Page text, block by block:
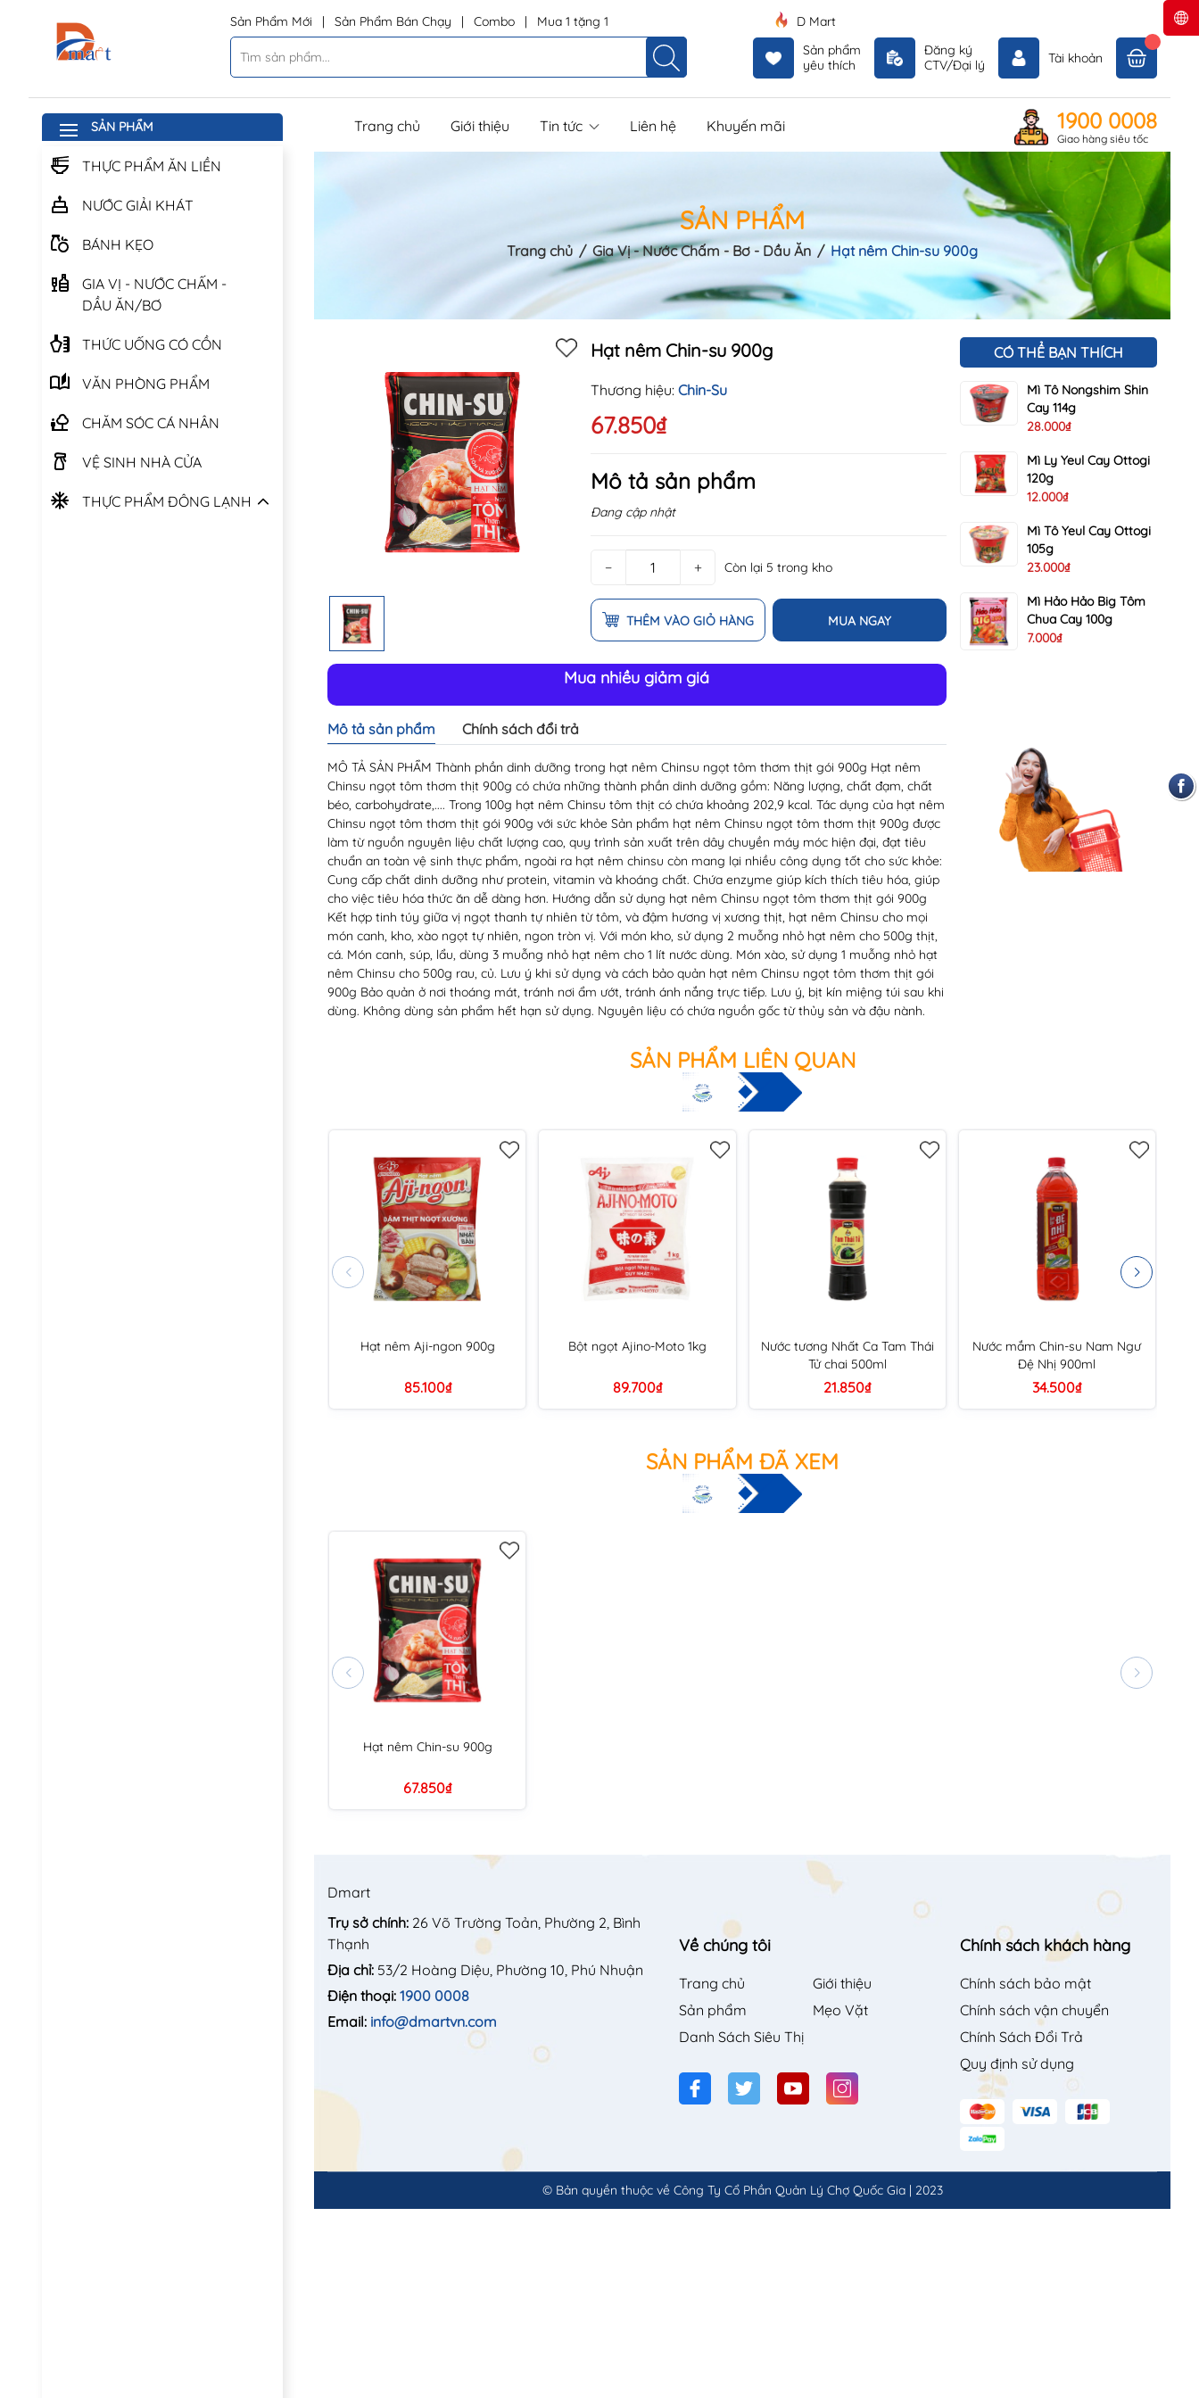
Sản Phẩm Mới | Sản Phẩm Bán Chạy | Combo | Mua 1 tặng 1
D Mart
Sản phẩm
yêu thích
Đăng ký
CTV/Đại lý
Tài khoản
SẢN PHẨM
THỰC PHẨM ĂN LIỀN
NƯỚC GIẢI KHÁT
BÁNH KẸO
GIA VỊ - NƯỚC CHẤM -
DẦU ĂN/BƠ
THỨC UỐNG CÓ CỒN
VĂN PHÒNG PHẨM
CHĂM SÓC CÁ NHÂN
VỆ SINH NHÀ CỬA
THỰC PHẨM ĐÔNG LẠNH
Trang chủ Giới thiệu Tin tức Liên hệ Khuyến mãi 1900 0008
Giao hàng siêu tốc
SẢN PHẨM
Trang chủ / Gia Vị - Nước Chấm - Bơ - Dầu Ăn / Hạt nêm Chin-su 900g
Hạt nêm Chin-su 900g
Thương hiệu: Chin-Su
67.850₫
Mô tả sản phẩm
Đang cập nhật
− + Còn lại 5 trong kho
THÊM VÀO GIỎ HÀNG MUA NGAY
Mua nhiều giảm giá
Mã khuyến mãi:
Mô tả sản phẩm Chính sách đổi trả
MÔ TẢ SẢN PHẨM Thành phần dinh dưỡng trong hạt nêm Chinsu ngọt tôm thơm thịt gói 900g Hạt nêm
Chinsu ngọt tôm thơm thịt 900g có chứa những thành phần dinh dưỡng gồm: Năng lượng, chất đạm, chất
béo, carbohydrate,.... Trong 100g hạt nêm Chinsu tôm thịt có chứa khoảng 202,9 kcal. Tác dụng của hạt nêm
Chinsu ngọt tôm thơm thịt gói 900g với sức khỏe Sản phẩm hạt nêm Chinsu ngọt tôm thơm thịt 900g được
làm từ nguồn nguyên liệu chất lượng cao, quy trình sản xuất trên dây chuyền máy móc hiện đại, đạt tiêu
chuẩn an toàn vệ sinh thực phẩm, ngoài ra hạt nêm chinsu còn mang lại nhiều công dụng tốt cho sức khỏe:
Cung cấp chất dinh dưỡng như protein, vitamin và khoáng chất. Chứa enzyme giúp kích thích tiêu hóa, giúp
cho việc tiêu hóa thức ăn dễ dàng hơn. Hướng dẫn sử dụng hạt nêm Chinsu ngọt tôm thơm thịt gói 900g
Kết hợp tinh túy giữa vị ngọt thanh tự nhiên từ tôm, và đậm hương vị xương thịt, hạt nêm Chinsu cho mọi
món canh, kho, xào ngọt tự nhiên, ngon tròn vị. Với món kho, sử dụng 2 muỗng nhỏ hạt nêm cho 500g thịt,
cá. Món canh, súp, lẩu, dùng 3 muỗng nhỏ hạt nêm cho 1 lít nước dùng. Món xào, sử dụng 1 muỗng nhỏ hạt
nêm Chinsu cho 500g rau, củ. Lưu ý khi sử dụng và cách bảo quản hạt nêm Chinsu ngọt tôm thơm thịt gói
900g Bảo quản ở nơi thoáng mát, tránh nơi ẩm ướt, tránh ánh nắng trực tiếp. Lưu ý, bịt kín miệng túi sau khi
dùng. Không dùng sản phẩm hết hạn sử dụng. Nguyên liệu có chứa nguồn gốc từ thủy sản và đậu nành.
CÓ THỂ BẠN THÍCH
Mì Tô Nongshim Shin
Cay 114g
28.000₫
Mì Ly Yeul Cay Ottogi
120g
12.000₫
Mì Tô Yeul Cay Ottogi
105g
23.000₫
Mì Hảo Hảo Big Tôm
Chua Cay 100g
7.000₫
SẢN PHẨM LIÊN QUAN
Hạt nêm Aji-ngon 900g
85.100₫
Bột ngọt Ajino-Moto 1kg
89.700₫
Nước tương Nhất Ca Tam Thái
Tử chai 500ml
21.850₫
Nước mắm Chin-su Nam Ngư
Đệ Nhị 900ml
34.500₫
SẢN PHẨM ĐÃ XEM
Hạt nêm Chin-su 900g
67.850₫
Dmart
Trụ sở chính: 26 Võ Trường Toản, Phường 2, Bình
Thạnh
Địa chỉ: 53/2 Hoàng Diệu, Phường 10, Phú Nhuận
Điện thoại: 1900 0008
Email: info@dmartvn.com
Về chúng tôi
Trang chủ
Giới thiệu
Sản phẩm
Mẹo Vặt
Danh Sách Siêu Thị
Chính sách khách hàng
Chính sách bảo mật
Chính sách vận chuyển
Chính Sách Đổi Trả
Quy định sử dụng
© Bản quyền thuộc về Công Ty Cổ Phần Quản Lý Chợ Quốc Gia | 2023